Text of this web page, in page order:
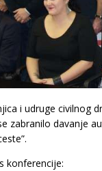
i udruge civilnog
zabranilo davanje
konferencije: